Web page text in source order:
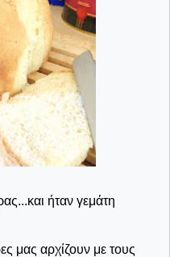
ήταν γεμάτη
μας αρχίζουν με τους